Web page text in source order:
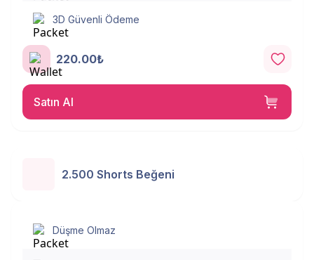
3D Güvenli Ödeme
220.00₺
Satın Al
2.500 Shorts Beğeni
Düşme Olmaz